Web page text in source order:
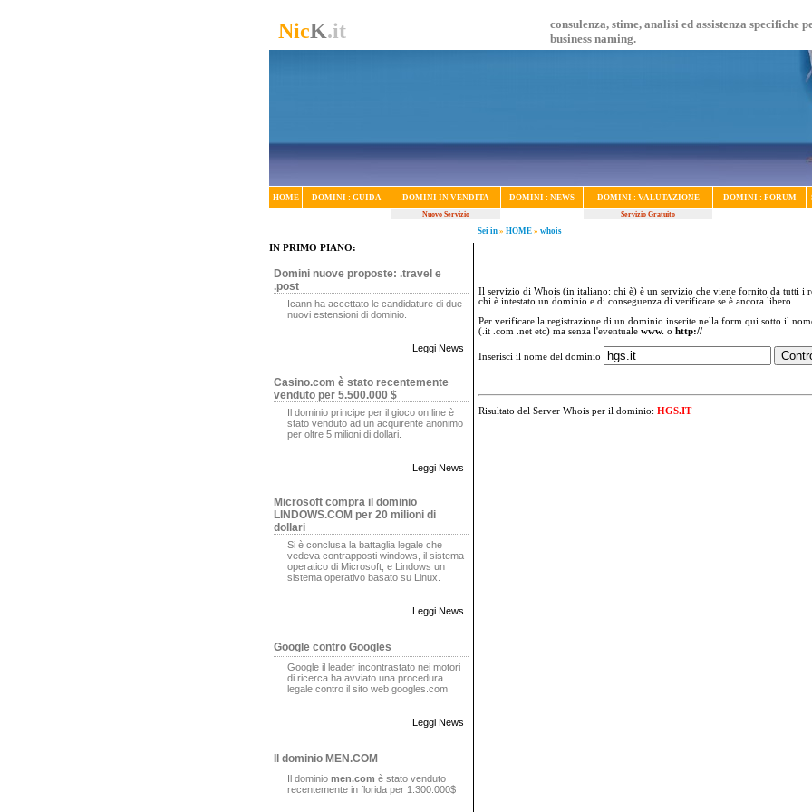
NicK.it
consulenza, stime, analisi ed assistenza specifiche
business naming.
HOME DOMINI : GUIDA DOMINI IN VENDITA DOMINI : NEWS DOMINI : VALUTAZIONE DOMINI : FORUM
Nuovo Servizio Servizio Gratuito
Sei in » HOME » whois
IN PRIMO PIANO:
Domini nuove proposte: .travel e
.post
Icann ha accettato le candidature di due
nuovi estensioni di dominio.
Leggi News
Casino.com è stato recentemente
venduto per 5.500.000 $
Il dominio principe per il gioco on line è
stato venduto ad un acquirente anonimo
per oltre 5 milioni di dollari.
Leggi News
Microsoft compra il dominio
LINDOWS.COM per 20 milioni di
dollari
Si è conclusa la battaglia legale che
vedeva contrapposti windows, il sistema
operatico di Microsoft, e Lindows un
sistema operativo basato su Linux.
Leggi News
Google contro Googles
Google il leader incontrastato nei motori
di ricerca ha avviato una procedura
legale contro il sito web googles.com
Leggi News
Il dominio MEN.COM
Il dominio men.com è stato venduto
recentemente in florida per 1.300.000$
Il servizio di Whois (in italiano: chi è) è un servizio che viene fornito da tutti i
chi è intestato un dominio e di conseguenza di verificare se è ancora libero.
Per verificare la registrazione di un dominio inserite nella form qui sotto il
(.it .com .net etc) ma senza l'eventuale www. o http://
Inserisci il nome del dominio
Risultato del Server Whois per il dominio: HGS.IT